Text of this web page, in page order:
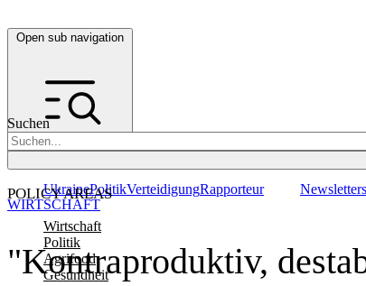
Open sub navigation
Suchen
POLICY AREAS
Wirtschaft
Politik
Agrifood
Gesundheit
UkrainePolitikVerteidigungRapporteur Newsletters
"Kontraproduktiv,
WIRTSCHAFT